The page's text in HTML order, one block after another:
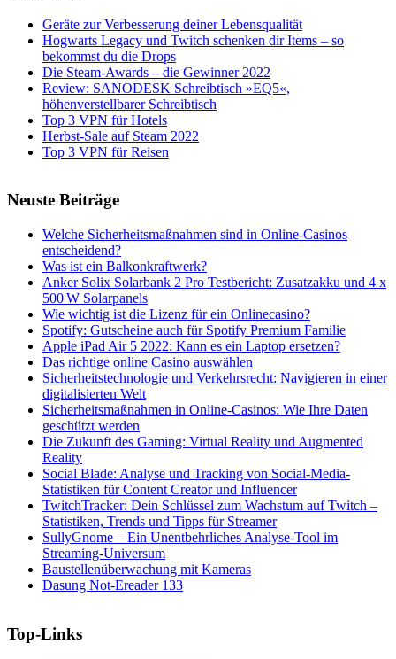
Geräte zur Verbesserung deiner Lebensqualität
Hogwarts Legacy und Twitch schenken dir Items – so
bekommst du die Drops
Die Steam-Awards – die Gewinner 2022
Review: SANODESK Schreibtisch »EQ5«,
höhenverstellbarer Schreibtisch
Top 3 VPN für Hotels
Herbst-Sale auf Steam 2022
Top 3 VPN für Reisen
Neuste Beiträge
Welche Sicherheitsmaßnahmen sind in Online-Casinos
entscheidend?
Was ist ein Balkonkraftwerk?
Anker Solix Solarbank 2 Pro Testbericht: Zusatzakku und 4 x
500 W Solarpanels
Wie wichtig ist die Lizenz für ein Onlinecasino?
Spotify: Gutscheine auch für Spotify Premium Familie
Apple iPad Air 5 2022: Kann es ein Laptop ersetzen?
Das richtige online Casino auswählen
Sicherheitstechnologie und Verkehrsrecht: Navigieren in einer
digitalisierten Welt
Sicherheitsmaßnahmen in Online-Casinos: Wie Ihre Daten
geschützt werden
Die Zukunft des Gaming: Virtual Reality und Augmented
Reality
Social Blade: Analyse und Tracking von Social-Media-
Statistiken für Content Creator und Influencer
TwitchTracker: Dein Schlüssel zum Wachstum auf Twitch –
Statistiken, Trends und Tipps für Streamer
SullyGnome – Ein Unentbehrliches Analyse-Tool im
Streaming-Universum
Baustellenüberwachung mit Kameras
Dasung Not-Ereader 133
Top-Links